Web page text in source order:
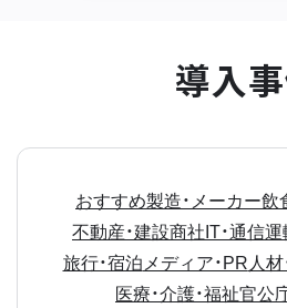
導入
おすすめ製造・メーカー飲
不動産・建設商社IT・通信運
旅行・宿泊 メディア・PR人
医療・介護・福祉官公